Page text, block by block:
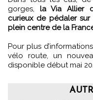
gorges, la Via Allier
curieux de pédaler
plein centre de la
Pour plus
vélo route, un
disponible début mai